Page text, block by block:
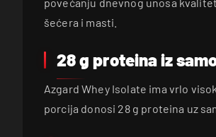
šećera i masti.
28 g proteina iz
Azgard Whey Isolate ima vrlo
porcija donosi 28 g proteina uz